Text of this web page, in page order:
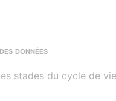
données
stades du cycle de vie